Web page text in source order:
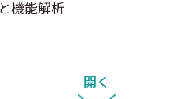
機能解析
開く